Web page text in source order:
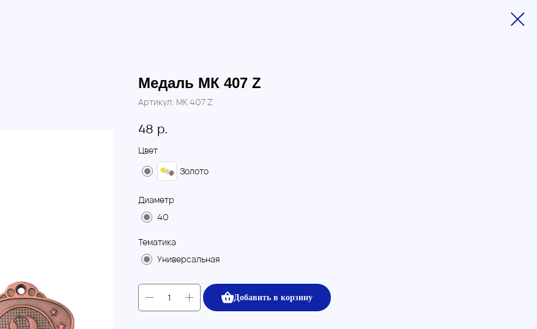
Медаль МК 407 Z
Артикул: МК 407 Z
48 р.
Цвет
Золото
Диаметр
40
Тематика
Универсальная
Добавить в корзину